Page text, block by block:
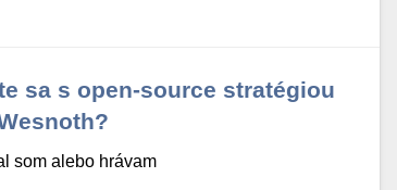
sa s open-source stratégiou
som alebo hrávam